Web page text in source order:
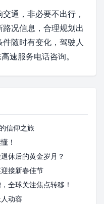
通，非必要不出行，
况信息，合理规划出
随时有变化，驾驶人
速服务电话咨询。
信仰之旅
！
休后的黄金岁月？
接新春佳节
全球关注焦点转移！
动容